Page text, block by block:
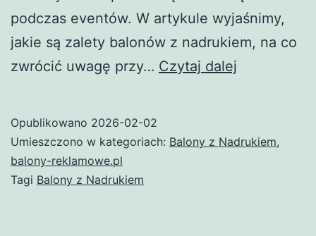
podczas eventów. W artykule wyjaśnimy,
jakie są zalety balonów z nadrukiem, na co
zwrócić uwagę przy… Czytaj dalej
–
Opublikowano 2026-02-02
Umieszczono w kategoriach: Balony z Nadrukiem,
balony-reklamowe.pl
Tagi Balony z Nadrukiem